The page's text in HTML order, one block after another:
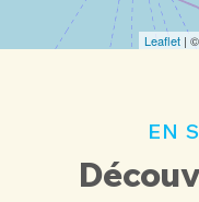
Leaflet |
EN